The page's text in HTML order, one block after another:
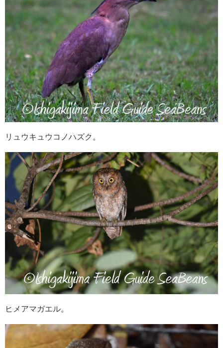
リュウキュウコノハズク。
ヒメアマガエル。